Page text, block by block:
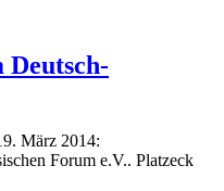
Deutsch-
März 2014:
Forum e.V.. Platzeck